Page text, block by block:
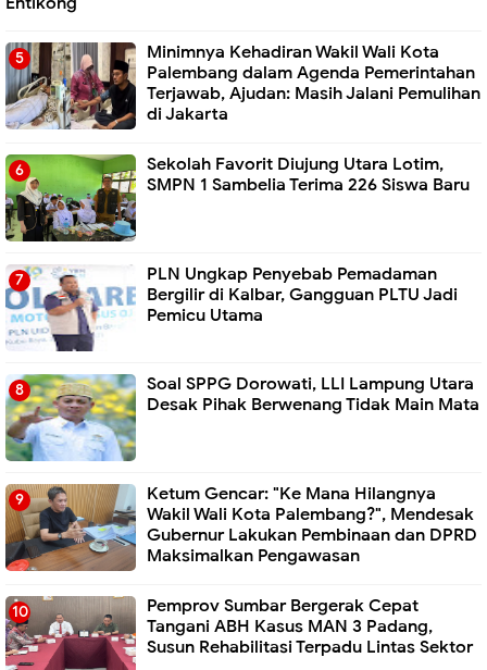
Minimnya Kehadiran Wakil Wali Kota
Palembang dalam Agenda Pemerintahan
Terjawab, Ajudan: Masih Jalani Pemulihan
di Jakarta
Sekolah Favorit Diujung Utara Lotim,
SMPN 1 Sambelia Terima 226 Siswa Baru ‎
PLN Ungkap Penyebab Pemadaman
Bergilir di Kalbar, Gangguan PLTU Jadi
Pemicu Utama
Soal SPPG Dorowati, LLI Lampung Utara
Desak Pihak Berwenang Tidak Main Mata
Ketum Gencar: "Ke Mana Hilangnya
Wakil Wali Kota Palembang?", Mendesak
Gubernur Lakukan Pembinaan dan DPRD
Maksimalkan Pengawasan
Pemprov Sumbar Bergerak Cepat
Tangani ABH Kasus MAN 3 Padang,
Susun Rehabilitasi Terpadu Lintas Sektor